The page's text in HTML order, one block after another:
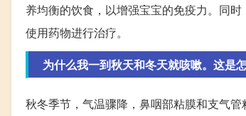
养均衡的饮食，以增强宝宝的免疫力。同
使用药物进行治疗。
为什么我一到秋天和冬天就咳嗽。这是
秋冬季节，气温骤降，鼻咽部粘膜和支气